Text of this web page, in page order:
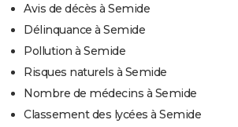
Avis de décès à Semide
Délinquance à Semide
Pollution à Semide
Risques naturels à Semide
Nombre de médecins à Semide
Classement des lycées à Semide